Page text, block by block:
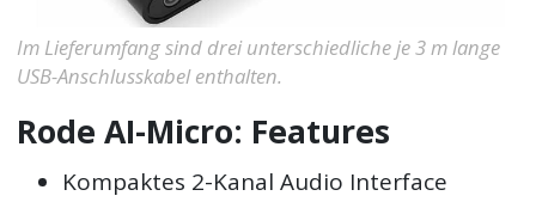
Im Lieferumfang sind drei unterschiedliche je 3 m lange
USB-Anschlusskabel enthalten.
Rode AI-Micro: Features
Kompaktes 2-Kanal Audio Interface